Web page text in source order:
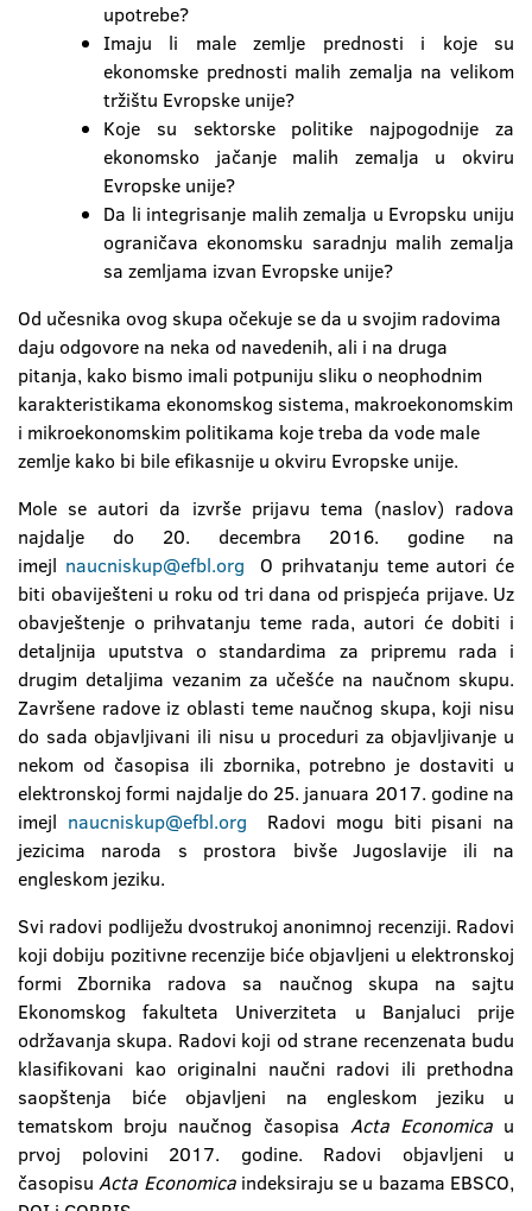
upotrebe?
Imaju li male zemlje prednosti i koje su
ekonomske prednosti malih zemalja na velikom
tržištu Evropske unije?
Koje su sektorske politike najpogodnije za
ekonomsko jačanje malih zemalja u okviru
Evropske unije?
Da li integrisanje malih zemalja u Evropsku uniju
ograničava ekonomsku saradnju malih zemalja
sa zemljama izvan Evropske unije?
Od učesnika ovog skupa očekuje se da u svojim radovima
daju odgovore na neka od navedenih, ali i na druga
pitanja, kako bismo imali potpuniju sliku o neophodnim
karakteristikama ekonomskog sistema, makroekonomskim
i mikroekonomskim politikama koje treba da vode male
zemlje kako bi bile efikasnije u okviru Evropske unije.
Mole se autori da izvrše prijavu tema (naslov) radova
najdalje do 20. decembra 2016. godine na
imejl naucniskup@efbl.org O prihvatanju teme autori će
biti obaviješteni u roku od tri dana od prispjeća prijave. Uz
obavještenje o prihvatanju teme rada, autori će dobiti i
detaljnija uputstva o standardima za pripremu rada i
drugim detaljima vezanim za učešće na naučnom skupu.
Završene radove iz oblasti teme naučnog skupa, koji nisu
do sada objavljivani ili nisu u proceduri za objavljivanje u
nekom od časopisa ili zbornika, potrebno je dostaviti u
elektronskoj formi najdalje do 25. januara 2017. godine na
imejl naucniskup@efbl.org Radovi mogu biti pisani na
jezicima naroda s prostora bivše Jugoslavije ili na
engleskom jeziku.
Svi radovi podliježu dvostrukoj anonimnoj recenziji. Radovi
koji dobiju pozitivne recenzije biće objavljeni u elektronskoj
formi Zbornika radova sa naučnog skupa na sajtu
Ekonomskog fakulteta Univerziteta u Banjaluci prije
održavanja skupa. Radovi koji od strane recenzenata budu
klasifikovani kao originalni naučni radovi ili prethodna
saopštenja biće objavljeni na engleskom jeziku u
tematskom broju naučnog časopisa Acta Economica u
prvoj polovini 2017. godine. Radovi objavljeni u
časopisuActa Economicaindeksiraju se u bazama EBSCO,